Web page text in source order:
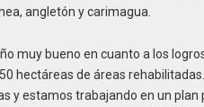
angletón y carimagua.
muy bueno en cuanto a los
hectáreas de áreas
y estamos trabajando en un